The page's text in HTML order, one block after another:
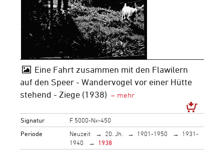
Eine Fahrt zusammen mit den Flawilern
auf den Speer - Wandervogel vor einer Hütte
stehend - Ziege (1938)
Signatur
F 5000-Nx-450
Periode
Neuzeit 20. Jh. 1901-1950
1931-
1940
1938